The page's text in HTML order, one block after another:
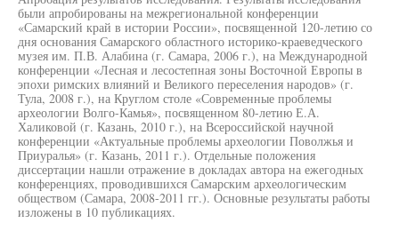
были апробированы на межрегиональной конференции
«Самарский край в истории России», посвященной 120-летию со
дня основания Самарского областного историко-краеведческого
музея им. П.В. Алабина (г. Самара, 2006 г.), на Международной
конференции «Лесная и лесостепная зоны Восточной Европы в
эпохи римских влияний и Великого переселения народов» (г.
Тула, 2008 г.), на Круглом столе «Современные проблемы
археологии Волго-Камья», посвященном 80-летию Е.А.
Халиковой (г. Казань, 2010 г.), на Всероссийской научной
конференции «Актуальные проблемы археологии Поволжья и
Приуралья» (г. Казань, 2011 г.). Отдельные положения
диссертации нашли отражение в докладах автора на ежегодных
конференциях, проводившихся Самарским археологическим
обществом (Самара, 2008-2011 гг.). Основные результаты работы
изложены в 10 публикациях.